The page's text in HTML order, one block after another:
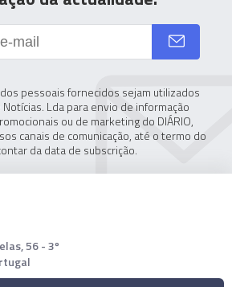
pessoais fornecidos sejam utilizados
Lda para envio de informação
ou de marketing do DIÁRIO,
canais de comunicação, até o termo do
da data de subscrição.
56 - 3º